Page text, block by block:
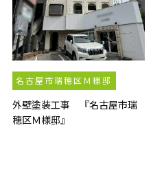
名古屋市瑞穂区Ｍ様邸
外壁塗装工事 『名古屋市瑞
穂区Ｍ様邸』